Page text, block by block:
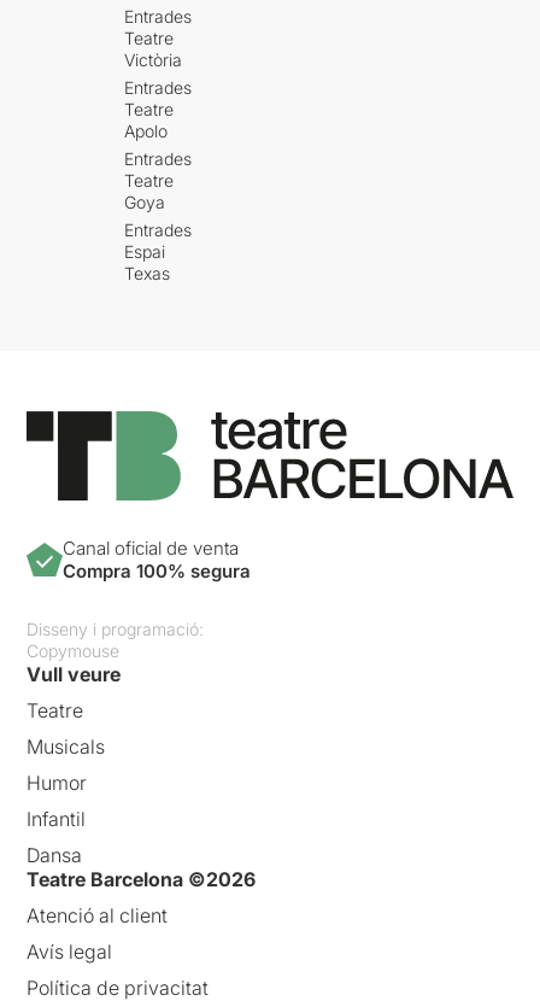
Entrades
Teatre
Victòria
Entrades
Teatre
Apolo
Entrades
Teatre
Goya
Entrades
Espai
Texas
Canal oficial de venta
Compra 100% segura
Disseny i programació:
Copymouse
Vull veure
Teatre
Musicals
Humor
Infantil
Dansa
Teatre Barcelona ©2026
Atenció al client
Avís legal
Política de privacitat